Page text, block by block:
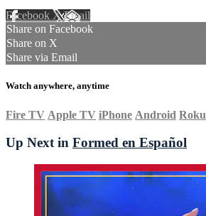
Facebook XEmail
Share on Facebook
Share on X
Share via Email
Watch anywhere, anytime
Fire TV Apple TV iPhone Android Roku
Up Next in Formed en Español